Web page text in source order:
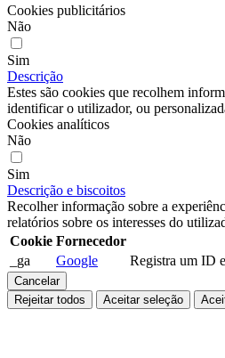
Cookies publicitários
Não
Sim
Descrição
Estes são cookies que recolhem
identificar o utilizador, ou
Cookies analíticos
Não
Sim
Descrição e biscoitos
Recolher informação sobre a
relatórios sobre os interesses do
Cookie Fornecedor
_ga
Google Registra um ID
Cancelar
Rejeitar todos
Aceitar seleção